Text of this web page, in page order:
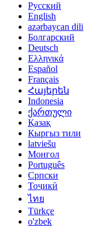
Русский
English
azərbaycan dili
Болгарский
Deutsch
Ελληνικά
Español
Français
Հայերեն
Indonesia
ქართული
Қазақ
Кыргыз тили
latviešu
Монгол
Português
Српски
Тоҷикӣ
ไทย
Türkçe
o'zbek